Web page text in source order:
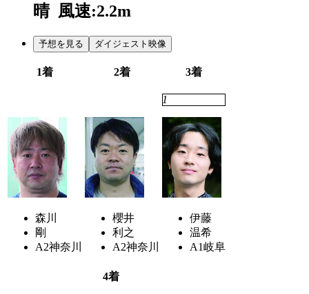
晴 風速:2.2m
予想を見る ダイジェスト映像
1着 2着 3着
森川
剛
A2神奈川
櫻井
利之
A2神奈川
1
伊藤
温希
A1岐阜
4着